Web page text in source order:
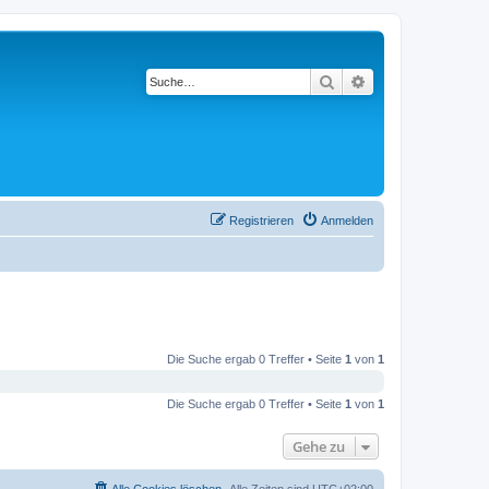
Suche
Anmelden
Registrieren
Die Suche ergab 0 Treffer • Seite 1 von 1
Die Suche ergab 0 Treffer • Seite 1 von 1
Gehe zu